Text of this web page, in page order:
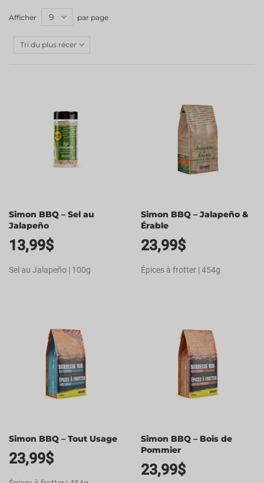
Afficher par page
Simon BBQ – Sel au
Jalapeño
13,99$
Sel au Jalapeño | 100g
Simon BBQ – Jalapeño &
Érable
23,99$
Épices à frotter | 454g
Simon BBQ – Tout Usage
23,99$
Simon BBQ – Bois de
Pommier
23,99$